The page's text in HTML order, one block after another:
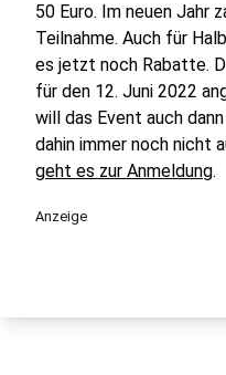
50 Euro. Im neuen Jahr
Teilnahme. Auch für
es jetzt noch Rabatte.
für den 12. Juni 2022
will das Event auch
dahin immer noch nicht
geht es zur Anmeldung.
Anzeige